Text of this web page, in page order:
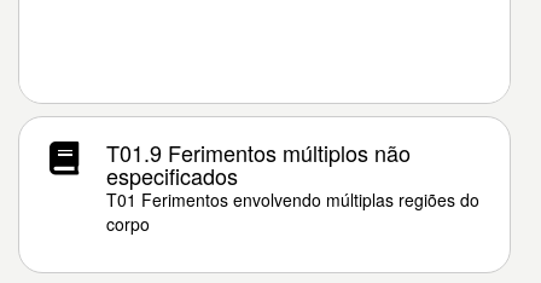
T01.9 Ferimentos múltiplos não
especificados
T01 Ferimentos envolvendo múltiplas regiões do
corpo